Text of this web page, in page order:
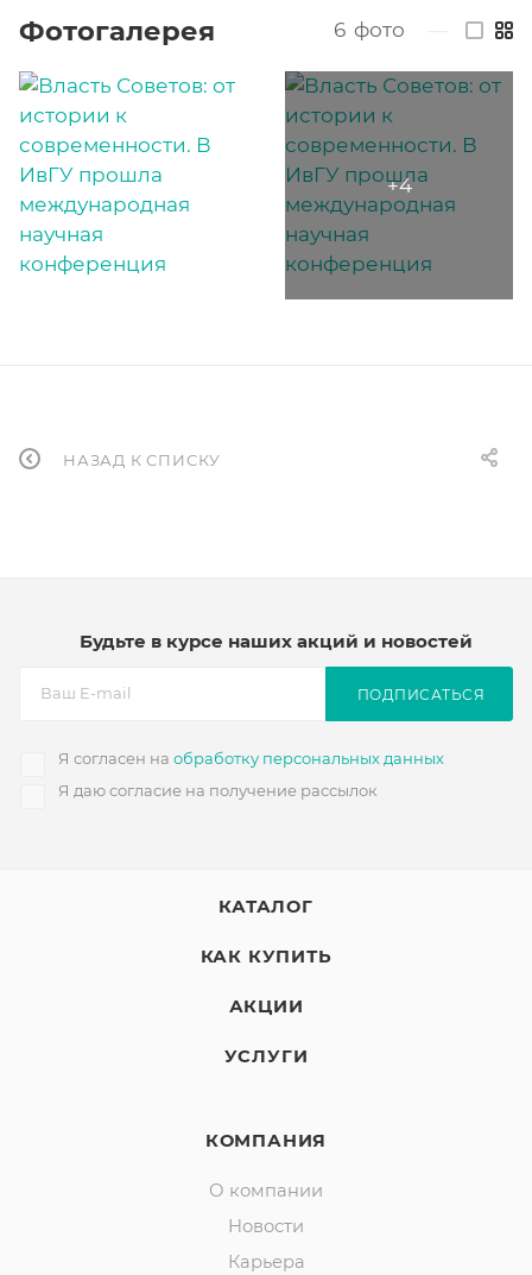
Фотогалерея 6 фото
НАЗАД К СПИСКУ
Будьте в курсе наших акций и новостей
Я согласен на обработку персональных данных
Я даю согласие на получение рассылок
ПОДПИСАТЬСЯ
КАТАЛОГ
КАК КУПИТЬ
АКЦИИ
УСЛУГИ
КОМПАНИЯ
О компании
Новости
Карьера